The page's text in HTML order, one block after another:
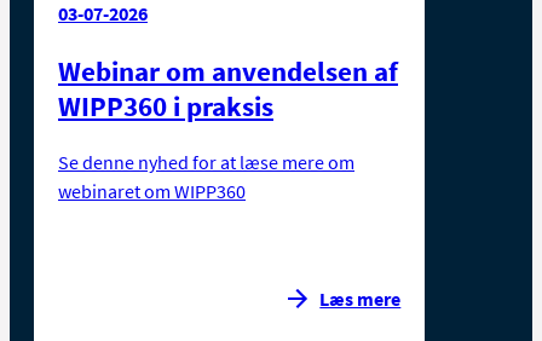
03-07-2026
Webinar om anvendelsen af
WIPP360 i praksis
Se denne nyhed for at læse mere om
webinaret om WIPP360
Læs mere